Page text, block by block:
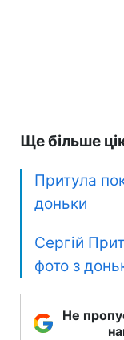
Ще більше
Притула
доньки
Сергій
фото з
Не